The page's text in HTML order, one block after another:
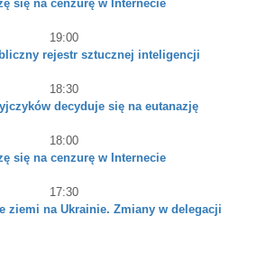
się na cenzurę w Internecie
19:00
rejestr sztucznej inteligencji
18:30
decyduje się na eutanazję
18:00
się na cenzurę w Internecie
17:30
ziemi na Ukrainie. Zmiany w delegacji